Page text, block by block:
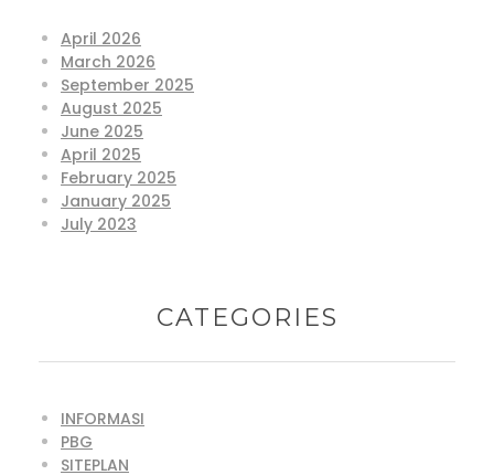
April 2026
March 2026
September 2025
August 2025
June 2025
April 2025
February 2025
January 2025
July 2023
CATEGORIES
INFORMASI
PBG
SITEPLAN